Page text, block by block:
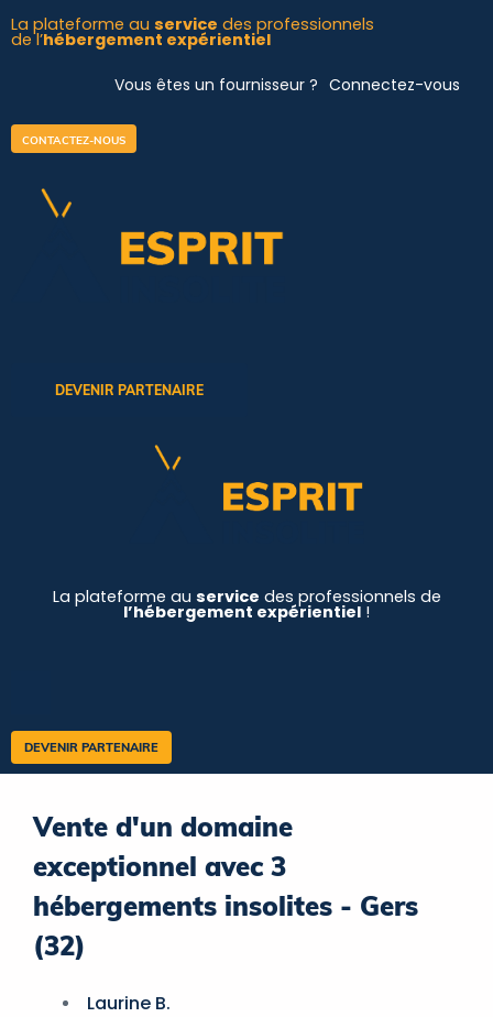
Aller
au
La plateforme au service des professionnels
de l’hébergement expérientiel
Vous êtes un fournisseur ? Connectez-vous
CONTACTEZ-NOUS
DEVENIR PARTENAIRE
La plateforme au service des professionnels de
l’hébergement expérientiel !
DEVENIR PARTENAIRE
Vente d'un domaine
exceptionnel avec 3
hébergements insolites - Gers
(32)
Laurine B.